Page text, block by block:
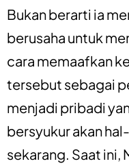
Bukan berarti ia
berusaha untuk
cara memaafkan
tersebut sebagai
menjadi pribadi
bersyukur akan
sekarang. Saat ini,